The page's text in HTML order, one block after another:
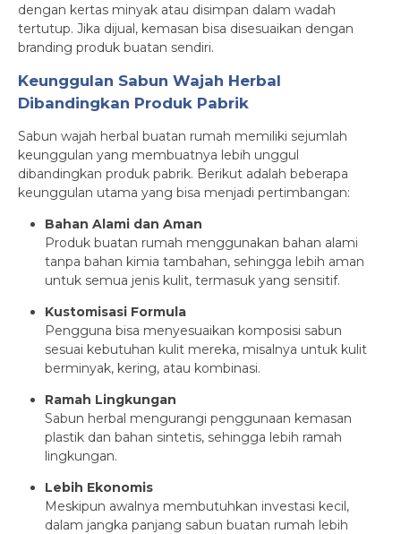
dengan kertas minyak atau disimpan dalam wadah
tertutup. Jika dijual, kemasan bisa disesuaikan dengan
branding produk buatan sendiri.
Keunggulan Sabun Wajah Herbal
Dibandingkan Produk Pabrik
Sabun wajah herbal buatan rumah memiliki sejumlah
keunggulan yang membuatnya lebih unggul
dibandingkan produk pabrik. Berikut adalah beberapa
keunggulan utama yang bisa menjadi pertimbangan:
Bahan Alami dan Aman
Produk buatan rumah menggunakan bahan alami
tanpa bahan kimia tambahan, sehingga lebih aman
untuk semua jenis kulit, termasuk yang sensitif.
Kustomisasi Formula
Pengguna bisa menyesuaikan komposisi sabun
sesuai kebutuhan kulit mereka, misalnya untuk kulit
berminyak, kering, atau kombinasi.
Ramah Lingkungan
Sabun herbal mengurangi penggunaan kemasan
plastik dan bahan sintetis, sehingga lebih ramah
lingkungan.
Lebih Ekonomis
Meskipun awalnya membutuhkan investasi kecil,
dalam jangka panjang sabun buatan rumah lebih